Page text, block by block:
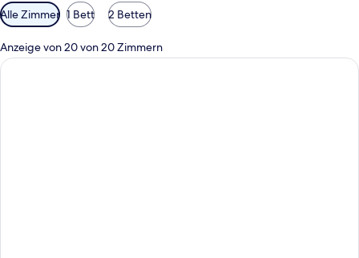
Verfügbare
Filter
für
Zimmer
Alle Zimmer 1 Bett 2 Betten
Anzeige von 20 von 20 Zimmern